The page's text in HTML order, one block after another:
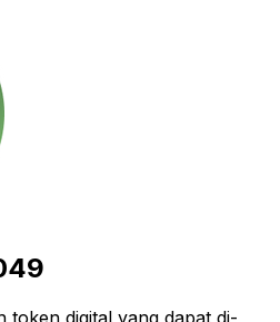
digital yang dapat di-